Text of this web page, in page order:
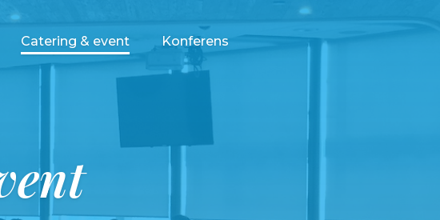
Catering & event Konferens